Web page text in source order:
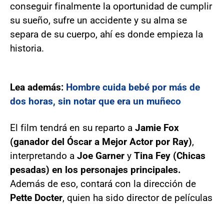
conseguir finalmente la oportunidad de cumplir
su sueño, sufre un accidente y su alma se
separa de su cuerpo, ahí es donde empieza la
historia.
Lea además: Hombre cuida bebé por más de
dos horas, sin notar que era un muñeco
El film tendrá en su reparto a Jamie Fox
(ganador del Óscar a Mejor Actor por Ray),
interpretando a Joe Garner y Tina Fey (Chicas
pesadas) en los personajes principales.
Además de eso, contará con la dirección de
Pette Docter, quien ha sido director de películas